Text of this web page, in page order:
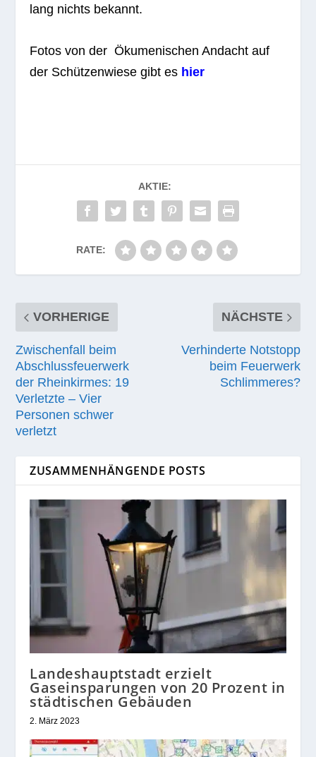
lang nichts bekannt.
Fotos von der Öku­me­ni­schen Andacht auf
der Schüt­zen­wiese gibt es hier
AKTIE:
RATE:
VORHERIGE
Zwischenfall beim
Abschlussfeuerwerk
der Rheinkirmes: 19
Verletzte – Vier
Personen schwer
verletzt
NÄCHSTE
Verhinderte Notstopp
beim Feuerwerk
Schlimmeres?
ZUSAMMENHÄNGENDE POSTS
Landeshauptstadt erzielt
Gaseinsparungen von 20 Prozent in
städtischen Gebäuden
2. März 2023